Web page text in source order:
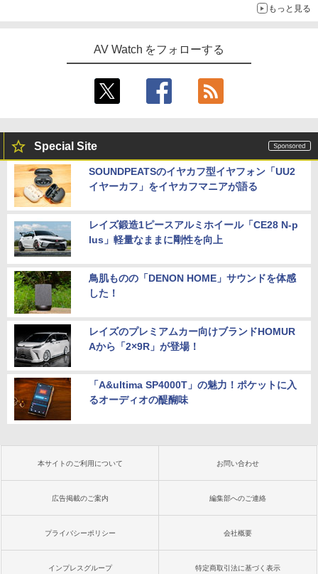
もっと見る
AV Watch をフォローする
Special Site
SOUNDPEATSのイヤカフ型イヤフォン「UU2
イヤーカフ」をイヤカフマニアが語る
レイズ鍛造1ピースアルミホイール「CE28 N-p
lus」軽量なままに剛性を向上
鳥肌ものの「DENON HOME」サウンドを体感
した！
レイズのプレミアムカー向けブランドHOMUR
Aから「2×9R」が登場！
「A&ultima SP4000T」の魅力！ポケットに入
るオーディオの醍醐味
本サイトのご利用について お問い合わせ
広告掲載のご案内 編集部へのご連絡
プライバシーポリシー 会社概要
インプレスグループ 特定商取引法に基づく表示